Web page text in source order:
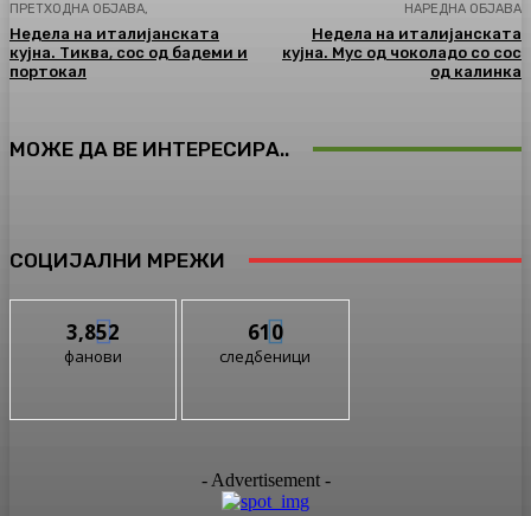
ПРЕТХОДНА ОБЈАВА,
Недела на италијанската
кујна. Тиква, сос од бадеми и
портокал
НАРЕДНА ОБЈАВА
Недела на италијанската
кујна. Мус од чоколадо со сос
од калинка
МОЖЕ ДА ВЕ ИНТЕРЕСИРА..
СОЦИЈАЛНИ МРЕЖИ
3,852
фанови
610
следбеници
- Advertisement -